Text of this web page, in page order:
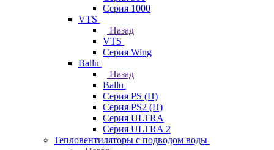
Серия 1000
VTS
Назад
VTS
Серия Wing
Ballu
Назад
Ballu
Серия PS (H)
Серия PS2 (H)
Серия ULTRA
Серия ULTRA 2
Тепловентиляторы с подводом воды